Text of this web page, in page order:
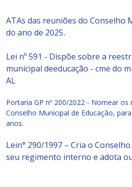
ATAs das reuniões do Conselho
do ano de 2025.
Lei nº 591 - Dispõe sobre a
municipal deeducação - cme do
AL
Portaria GP nº 200/2022 - Nomear os
Conselho Municipal de Educação,
anos.
Lein° 290/1997 – Cria o
seu regimento interno e adota